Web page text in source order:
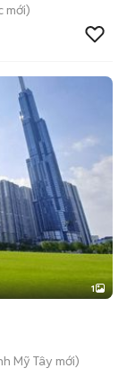
mới)
1
Mỹ Tây mới)